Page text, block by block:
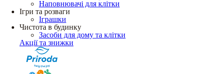
Наповнювачі для клітки
Ігри та розваги
Іграшки
Чистота в будинку
Засоби для дому та клітки
Акції та знижки